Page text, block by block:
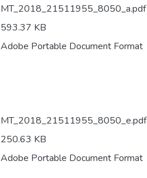
MT_2018_21511955_8050_a.pdf
593.37 KB
Adobe Portable Document Format
MT_2018_21511955_8050_e.pdf
250.63 KB
Adobe Portable Document Format